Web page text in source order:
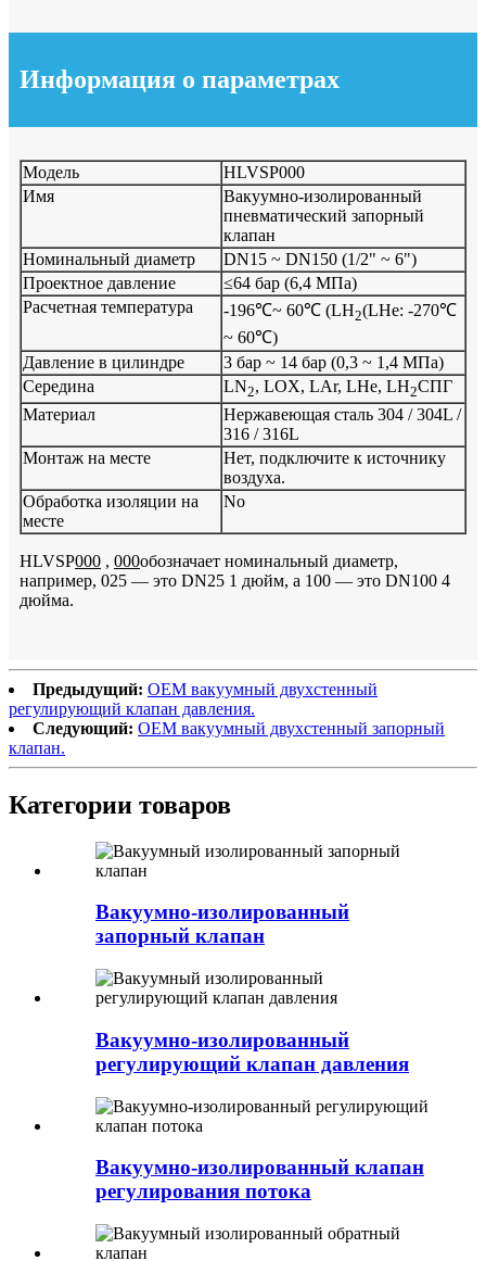
Информация о параметрах
Модель
HLVSP000
Имя
Вакуумно-изолированный
пневматический запорный
клапан
Номинальный диаметр
DN15 ~ DN150 (1/2" ~ 6")
Проектное давление
≤64 бар (6,4 МПа)
Расчетная температура
-196℃~ 60℃ (LH2(LHe: -270℃
~ 60℃)
Давление в цилиндре
3 бар ~ 14 бар (0,3 ~ 1,4 МПа)
Середина
LN2, LOX, LAr, LHe, LH2СПГ
Материал
Нержавеющая сталь 304 / 304L /
316 / 316L
Монтаж на месте
Нет, подключите к источнику
воздуха.
Обработка изоляции на
месте
No
HLVSP000 , 000обозначает номинальный диаметр,
например, 025 — это DN25 1 дюйм, а 100 — это DN100 4
дюйма.
Предыдущий: OEM вакуумный двухстенный
регулирующий клапан давления.
Следующий: OEM вакуумный двухстенный запорный
клапан.
Категории товаров
Вакуумно-изолированный
запорный клапан
Вакуумно-изолированный
регулирующий клапан давления
Вакуумно-изолированный клапан
регулирования потока